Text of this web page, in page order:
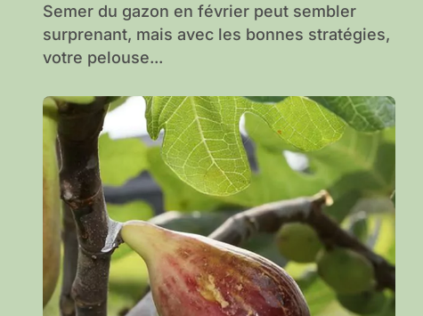
Semer du gazon en février peut sembler
surprenant, mais avec les bonnes stratégies,
votre pelouse...